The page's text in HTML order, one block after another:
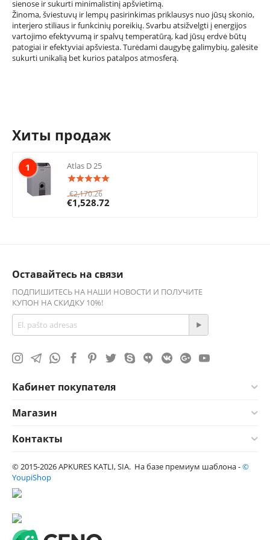
sienose ir sukurti minimalistinį apšvietimą.
Žinoma, šviestuvų ir lempų pasirinkimas priklausys nuo jūsų skonio,
interjero stiliaus ir funkcinių poreikių. Svarbu atsižvelgti į energijos
vartojimo efektyvumą ir spalvų temperatūrą, kad jūsų erdvė būtų
patogiai ir efektyviai apšviesta. Turėdami daugybę galimybių, galėsite
sukurti unikalią bet kurios patalpos atmosferą.
Хиты продаж
1 Atlas D 25
€2,170.26
€1,528.72
Оставайтесь на связи
ПОДПИШИТЕСЬ НА НАШИ НОВОСТИ И ПОЛУЧИТЕ
КУПОН НА СКИДКУ 10%!
Кабинет покупателя
Магазин
Контакты
© 2015-2026 APKURES KATLI, SIA. На базе премиум шаблона -©
YoupiShop